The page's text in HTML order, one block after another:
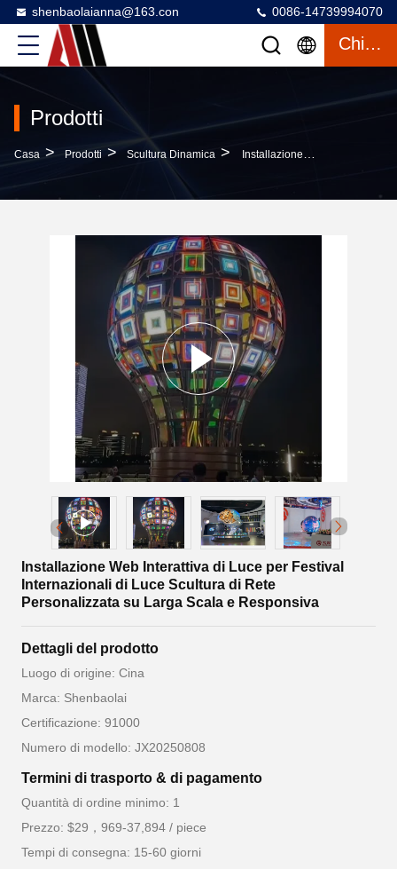
shenbaolaianna@163.con 0086-14739994070
Chiacchierata
Prodotti
Casa > Prodotti > Scultura Dinamica > Installazione Web Interattiva Di Luce Per Festival Internazionali Di Luce Scultura Di Rete Personalizzata Su Larga Scala E Responsiva
Installazione Web Interattiva di Luce per Festival
Internazionali di Luce Scultura di Rete
Personalizzata su Larga Scala e Responsiva
Dettagli del prodotto
Luogo di origine: Cina
Marca: Shenbaolai
Certificazione: 91000
Numero di modello: JX20250808
Termini di trasporto & di pagamento
Quantità di ordine minimo: 1
Prezzo: $29，969-37,894 / piece
Tempi di consegna: 15-60 giorni